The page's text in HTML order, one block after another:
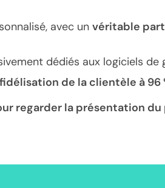
avec un véritable
dédiés aux logiciels de
fidélisation de la clientèle à 96
regarder la présentation